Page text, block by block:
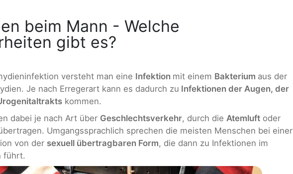
beim Mann - Welche
gibt es?
versteht man eine Infektion mit einem Bakterium aus der
Je nach Erregerart kann es dadurch zu Infektionen der Augen, der
kommen.
dabei je nach Art über Geschlechtsverkehr, durch die Atemluft oder
Umgangssprachlich sprechen die meisten Menschen bei einer
von der sexuell übertragbaren Form, die dann zu Infektionen im
führt.